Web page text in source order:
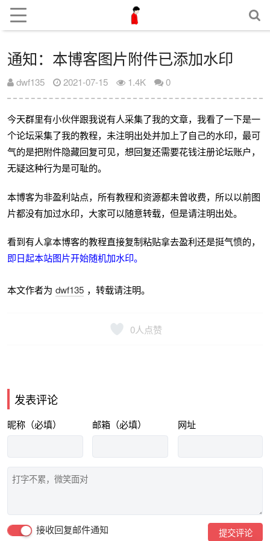
通知：本博客图片附件已添加水印
dwf135 2021-07-15 1.4K 0
今天群里有小伙伴跟我说有人采集了我的文章，我看了一下是一
个论坛采集了我的教程，未注明出处并加上了自己的水印，最可
气的是把附件隐藏回复可见，想回复还需要花钱注册论坛账户，
无疑这种行为是可耻的。
本博客为非盈利站点，所有教程和资源都未曾收费，所以以前图
片都没有加过水印，大家可以随意转载，但是请注明出处。
看到有人拿本博客的教程直接复制粘贴拿去盈利还是挺气愤的，
即日起本站图片开始随机加水印。
本文作者为 dwf135 ，转载请注明。
0人点赞
发表评论
昵称（必填） 邮箱（必填） 网址
接收回复邮件通知 提交评论